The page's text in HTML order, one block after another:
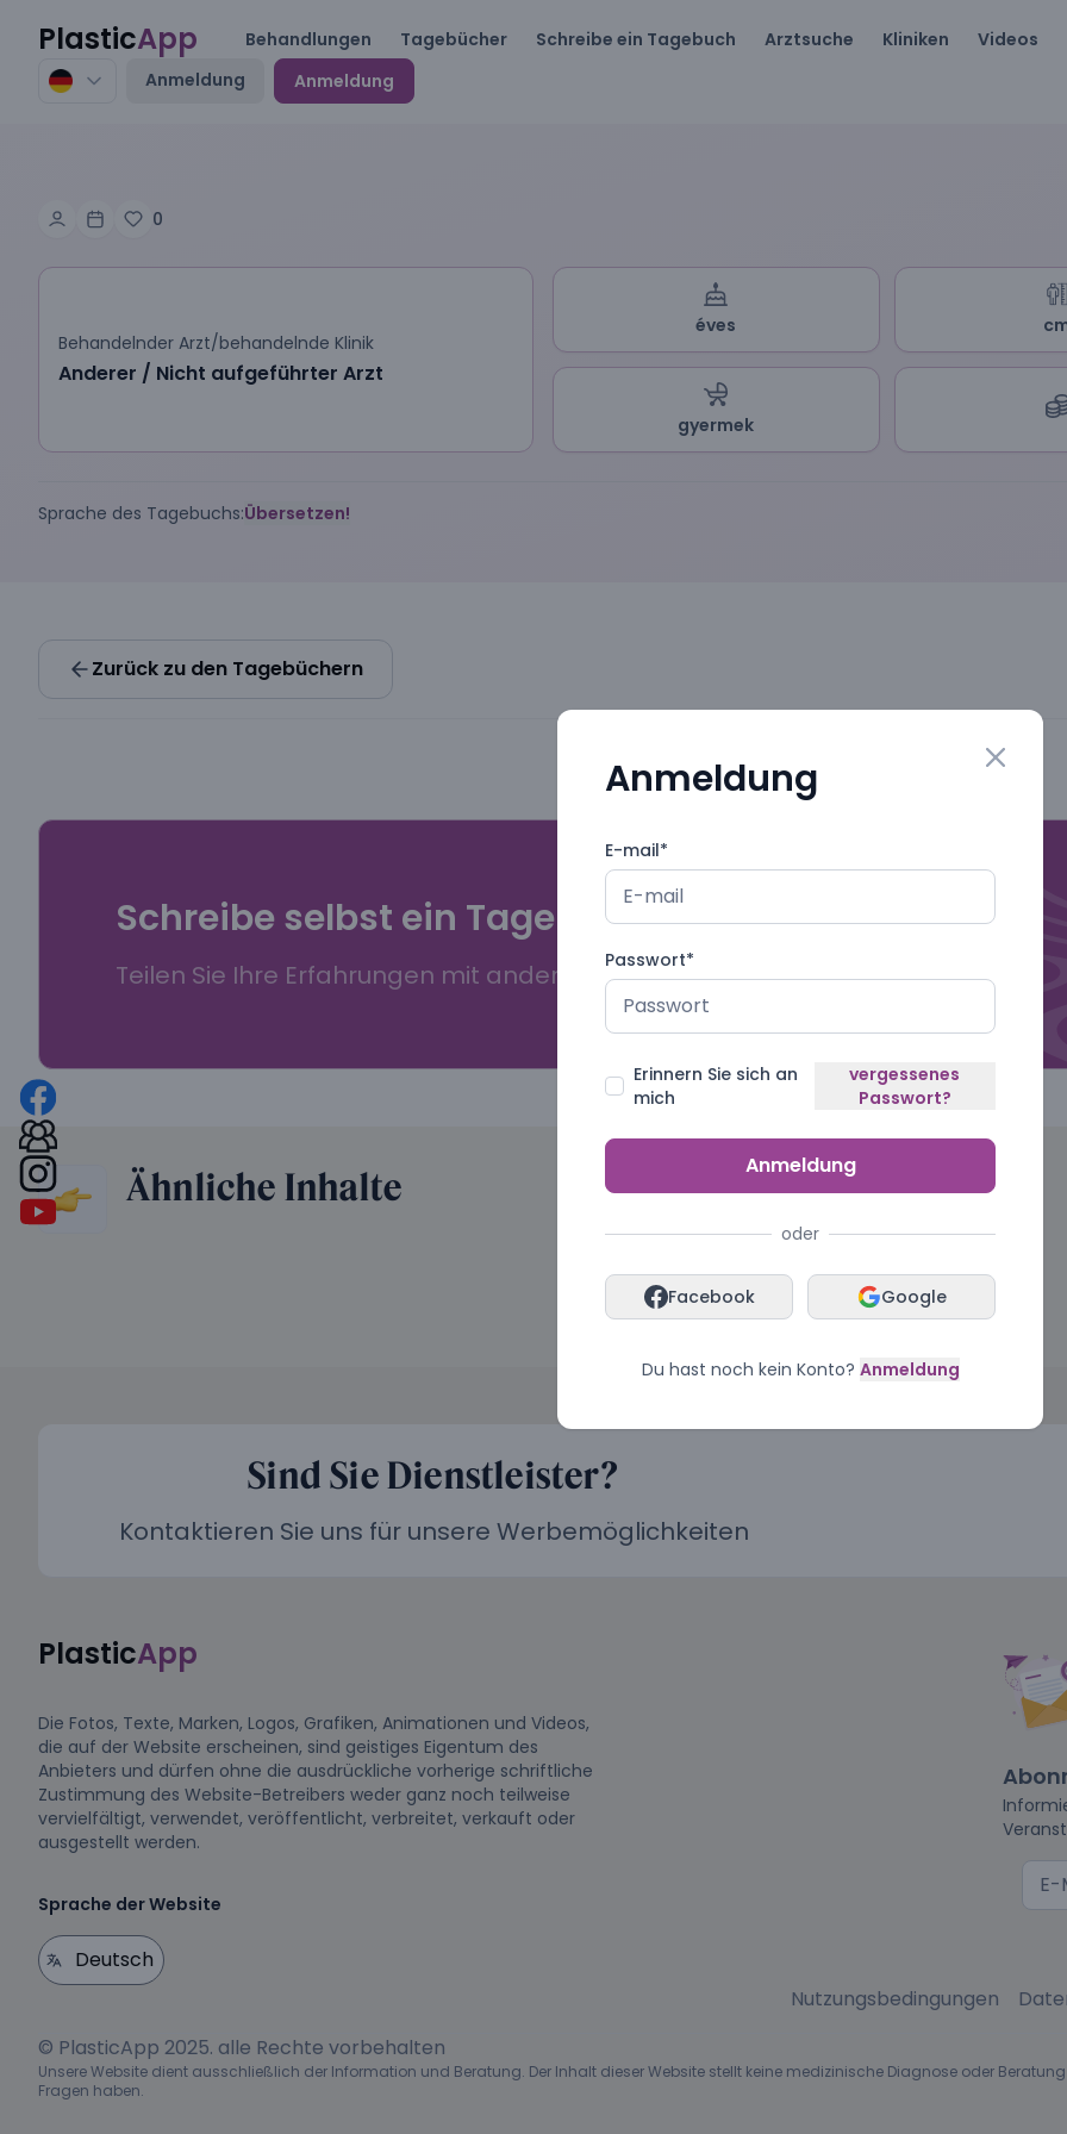
Anmeldung Anmeldung
PlasticApp Behandlungen Tagebücher Schreibe ein Tagebuch Arztsuche Kliniken Videos
0
Behandelnder Arzt/behandelnde Klinik
Anderer / Nicht aufgeführter Arzt
éves
gyermek
Sprache des Tagebuchs:Übersetzen!
Zurück zu den Tagebüchern
Schreibe selbst ein Tagebuch!
Teilen Sie Ihre Erfahrungen mit anderen
Ähnliche Inhalte
Sind Sie Dienstleister?
Kontaktieren Sie uns für unsere Werbemöglichkeiten
PlasticApp
Die Fotos, Texte, Marken, Logos, Grafiken, Animationen und Videos,
die auf der Website erscheinen, sind geistiges Eigentum des
Anbieters und dürfen ohne die ausdrückliche vorherige schriftliche
Zustimmung des Website-Betreibers weder ganz noch teilweise
vervielfältigt, verwendet, veröffentlicht, verbreitet, verkauft oder
ausgestellt werden.
Sprache der Website
Nutzungsbedingungen
© PlasticApp 2025. alle Rechte vorbehalten
Unsere Website dient ausschließlich der Information und Beratung. Der Inhalt dieser Website stellt keine medizinische Diagnose oder
Fragen haben.
Anmeldung Close
E-mail*
Passwort*
Erinnern Sie sich an
mich
vergessenes
Passwort?
Anmeldung
oder
Facebook Google
Du hast noch kein Konto? Anmeldung